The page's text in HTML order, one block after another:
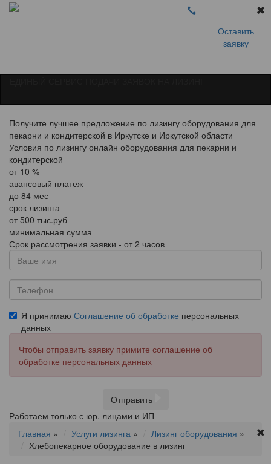
Оставить
заявку
Получите лучшее предложение по лизингу оборудования для
пекарни и кондитерской в Иркутске и Иркутской области
Условия по лизингу онлайн оборудования для пекарни и
кондитерской
от 10 %
авансовый платеж
до 84 мес
срок лизинга
от 500 тыс.руб
минимальная сумма
Срок рассмотрения заявки - от 2 часов
Я принимаю Соглашение об обработке персональных
данных
Чтобы отправить заявку примите соглашение об
обработке персональных данных
Отправить
Работаем только с юр. лицами и ИП
Главная » Услуги лизинга » Лизинг оборудования »
Хлебопекарное оборудование в лизинг